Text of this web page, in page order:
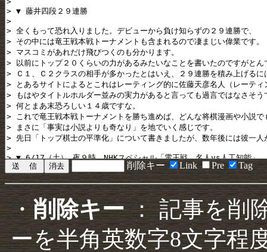
削除キー Link Pre Tag
・削除キー： 記事を削
ーを半角英数字8文字程